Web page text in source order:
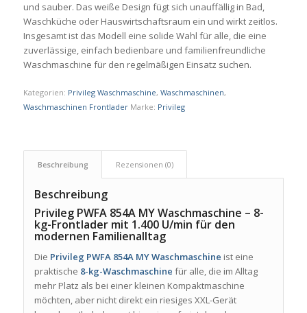
und sauber. Das weiße Design fügt sich unauffällig in Bad,
Waschküche oder Hauswirtschaftsraum ein und wirkt zeitlos.
Insgesamt ist das Modell eine solide Wahl für alle, die eine
zuverlässige, einfach bedienbare und familienfreundliche
Waschmaschine für den regelmäßigen Einsatz suchen.
Kategorien: Privileg Waschmaschine, Waschmaschinen,
Waschmaschinen Frontlader Marke: Privileg
Beschreibung Rezensionen (0)
Beschreibung
Privileg PWFA 854A MY Waschmaschine – 8-
kg-Frontlader mit 1.400 U/min für den
modernen Familienalltag
Die Privileg PWFA 854A MY Waschmaschine ist eine
praktische 8-kg-Waschmaschine für alle, die im Alltag
mehr Platz als bei einer kleinen Kompaktmaschine
möchten, aber nicht direkt ein riesiges XXL-Gerät